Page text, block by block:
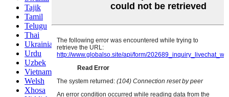
Tajik
Tamil
Telugu
Thai
Ukrainian
Urdu
Uzbek
Vietnamese
Welsh
Xhosa